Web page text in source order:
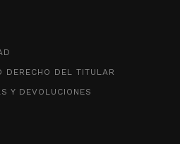
DERECHO DEL TITULAR
Y DEVOLUCIONES